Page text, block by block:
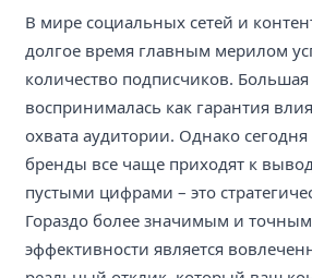
В мире социальных сетей и
долгое время главным мерилом
количество подписчиков.
воспринималась как гарантия
охвата аудитории. Однако
бренды все чаще приходят к
пустыми цифрами – это
Гораздо более значимым и точным
эффективности является